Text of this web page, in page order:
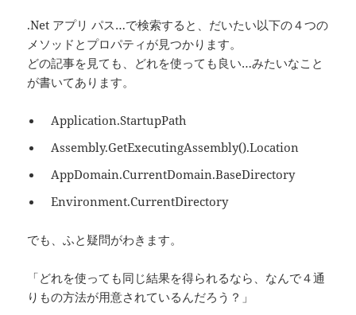
.Net アプリ パス…で検索すると、だいたい以下の４つの
メソッドとプロパティが見つかります。
どの記事を見ても、どれを使っても良い…みたいなこと
が書いてあります。
Application.StartupPath
Assembly.GetExecutingAssembly().Location
AppDomain.CurrentDomain.BaseDirectory
Environment.CurrentDirectory
でも、ふと疑問がわきます。
「どれを使っても同じ結果を得られるなら、なんで４通
りもの方法が用意されているんだろう？」